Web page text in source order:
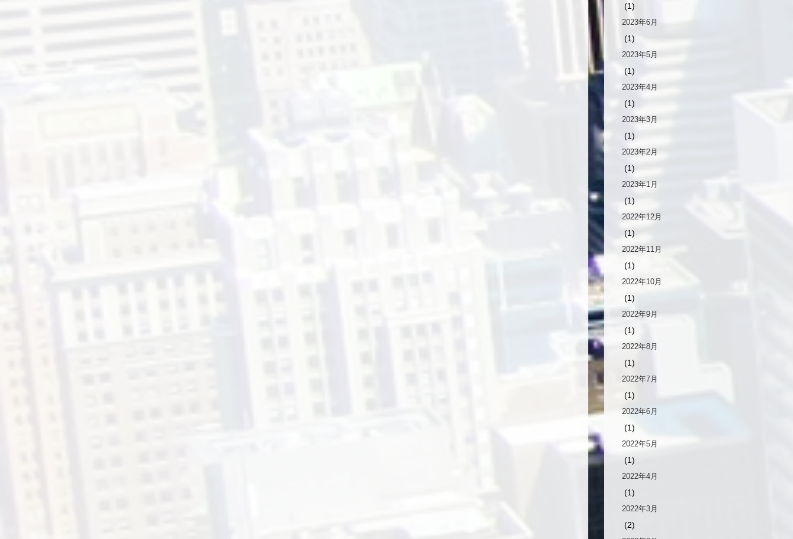
(1)
2023年6月
(1)
2023年5月
(1)
2023年4月
(1)
2023年3月
(1)
2023年2月
(1)
2023年1月
(1)
2022年12月
(1)
2022年11月
(1)
2022年10月
(1)
2022年9月
(1)
2022年8月
(1)
2022年7月
(1)
2022年6月
(1)
2022年5月
(1)
2022年4月
(1)
2022年3月
(2)